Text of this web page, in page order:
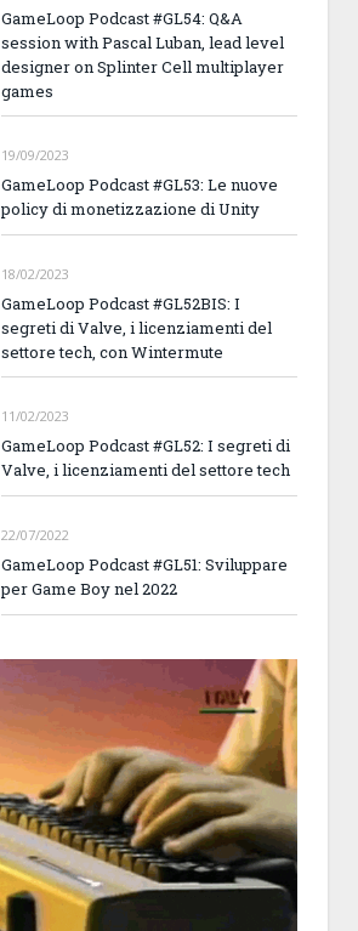
GameLoop Podcast #GL54: Q&A
session with Pascal Luban, lead level
designer on Splinter Cell multiplayer
games
19/09/2023
GameLoop Podcast #GL53: Le nuove
policy di monetizzazione di Unity
18/02/2023
GameLoop Podcast #GL52BIS: I
segreti di Valve, i licenziamenti del
settore tech, con Wintermute
11/02/2023
GameLoop Podcast #GL52: I segreti di
Valve, i licenziamenti del settore tech
22/07/2022
GameLoop Podcast #GL51: Sviluppare
per Game Boy nel 2022